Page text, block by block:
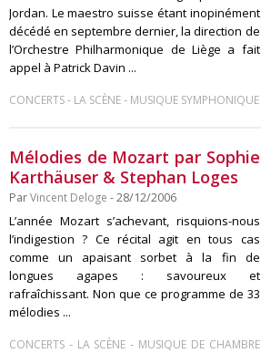
Jordan. Le maestro suisse étant inopinément
décédé en septembre dernier, la direction de
l’Orchestre Philharmonique de Liège a fait
appel à Patrick Davin ...
CONCERTS- LA SCÈNE- MUSIQUE SYMPHONIQUE
Mélodies de Mozart par Sophie
Karthäuser & Stephan Loges
ParVincent Deloge - 28/12/2006
L’année Mozart s’achevant, risquions-nous
l’indigestion ? Ce récital agit en tous cas
comme un apaisant sorbet à la fin de
longues agapes : savoureux et
rafraîchissant. Non que ce programme de 33
mélodies ...
CONCERTS - LA SCÈNE - MUSIQUE DE CHAMBRE